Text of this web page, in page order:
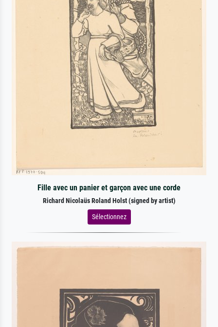
Fille avec un panier et garçon avec une corde
Richard Nicolaüs Roland Holst (signed by artist)
Sélectionnez